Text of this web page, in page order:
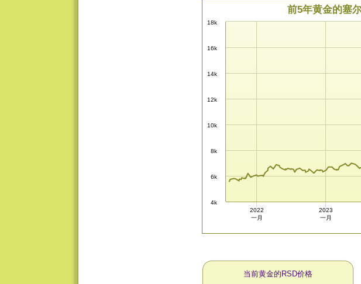
前5年黄金的塞
4k
6k
8k
10k
12k
14k
16k
18k
2022
一月
2023
一月
当前黄金的RSD价格